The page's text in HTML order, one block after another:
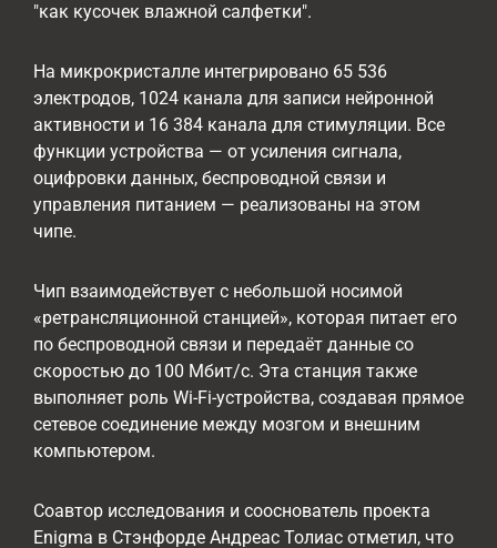
"как кусочек влажной салфетки".
На микрокристалле интегрировано 65 536
электродов, 1024 канала для записи нейронной
активности и 16 384 канала для стимуляции. Все
функции устройства — от усиления сигнала,
оцифровки данных, беспроводной связи и
управления питанием — реализованы на этом
чипе.
Чип взаимодействует с небольшой носимой
«ретрансляционной станцией», которая питает его
по беспроводной связи и передаёт данные со
скоростью до 100 Мбит/с. Эта станция также
выполняет роль Wi-Fi-устройства, создавая прямое
сетевое соединение между мозгом и внешним
компьютером.
Соавтор исследования и сооснователь проекта
Enigma в Стэнфорде Андреас Толиас отметил, что